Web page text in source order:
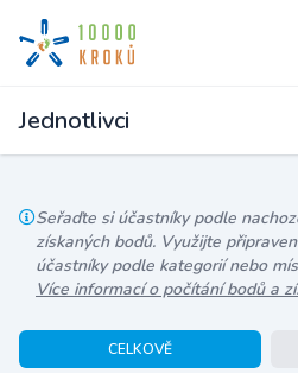
Jednotlivci
Seřaďte si účastníky podle
získaných bodů. Využijte
účastníky podle kategorií nebo
Více informací o počítání bodů a
CELKOVĚ